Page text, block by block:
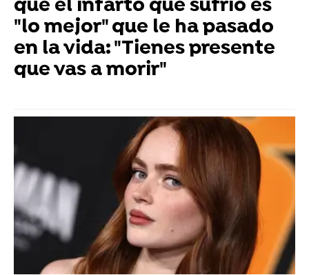
que el infarto que sufrió es
"lo mejor" que le ha pasado
en la vida: "Tienes presente
que vas a morir"